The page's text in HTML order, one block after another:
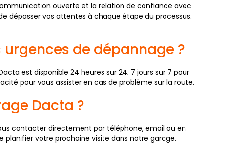
ouverte et la relation de confiance avec
dépasser vos attentes à chaque étape du processus.
de dépannage ?
est disponible 24 heures sur 24, 7 jours sur 7 pour
pour vous assister en cas de problème sur la route.
Dacta ?
contacter directement par téléphone, email ou en
planifier votre prochaine visite dans notre garage.